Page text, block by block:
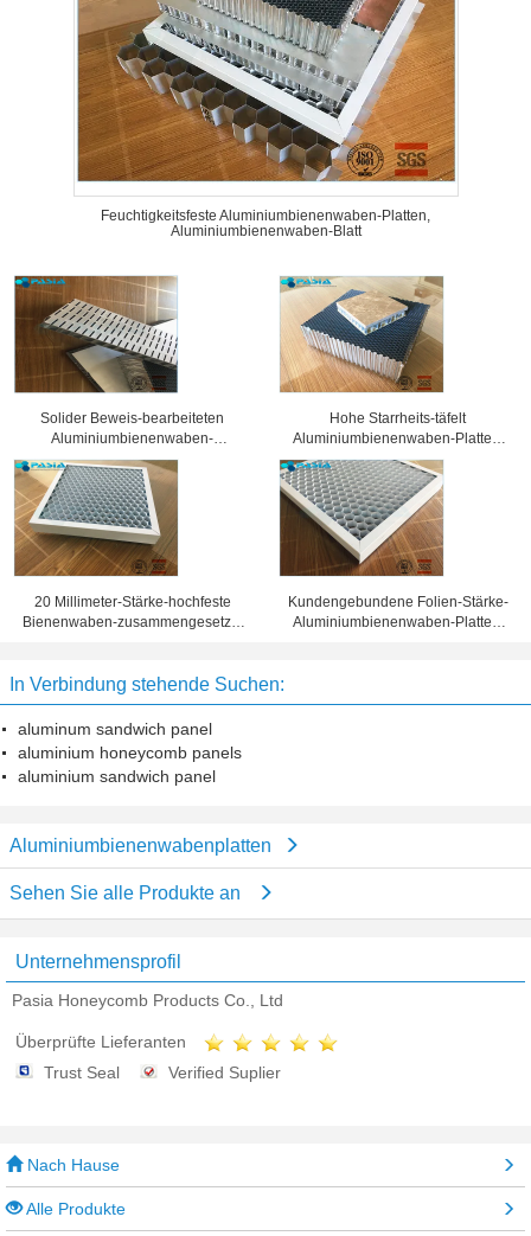
Feuchtigkeitsfeste Aluminiumbienenwaben-Platten,
Aluminiumbienenwaben-Blatt
Solider Beweis-bearbeiteten
Aluminiumbienenwaben-
Sandwich-Platten
Oberflächenbehandlung
Hohe Starrheits-täfelt
Aluminiumbienenwaben-Platten,
Wabenkern 25 Millimeter Stärke-
20 Millimeter-Stärke-hochfeste
Bienenwaben-zusammengesetzte
Kundengebundene Folien-Stärke-
Aluminiumbienenwaben-Platten,
In Verbindung stehende Suchen:
aluminum sandwich panel
aluminium honeycomb panels
aluminium sandwich panel
Aluminiumbienenwabenplatten
Sehen Sie alle Produkte an
Unternehmensprofil
Pasia Honeycomb Products Co., Ltd
Überprüfte Lieferanten
Trust Seal
Verified Suplier
Nach Hause
Alle Produkte